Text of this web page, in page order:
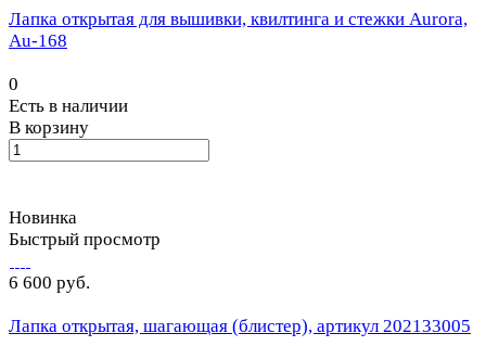
Лапка открытая для вышивки, квилтинга и стежки Aurora,
Au-168
0
Есть в наличии
В корзину
Новинка
Быстрый просмотр
6 600 руб.
Лапка открытая, шагающая (блистер), артикул 202133005